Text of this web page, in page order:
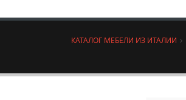
КАТАЛОГ МЕБЕЛИ ИЗ ИТАЛИИ